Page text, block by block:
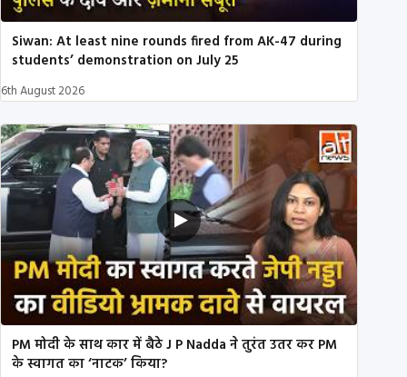
Siwan: At least nine rounds fired from AK-47 during
students’ demonstration on July 25
6th August 2026
PM मोदी के साथ कार में बैठे J P Nadda ने तुरंत उतर कर PM
के स्वागत का ‘नाटक’ किया?